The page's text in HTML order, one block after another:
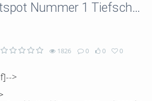
Freeride Hotspot Nummer 1 Tiefschnee-Destination Silvretta Montafon: Events, Skirouten und Variantenabfahrten
1826 0 0 0
>